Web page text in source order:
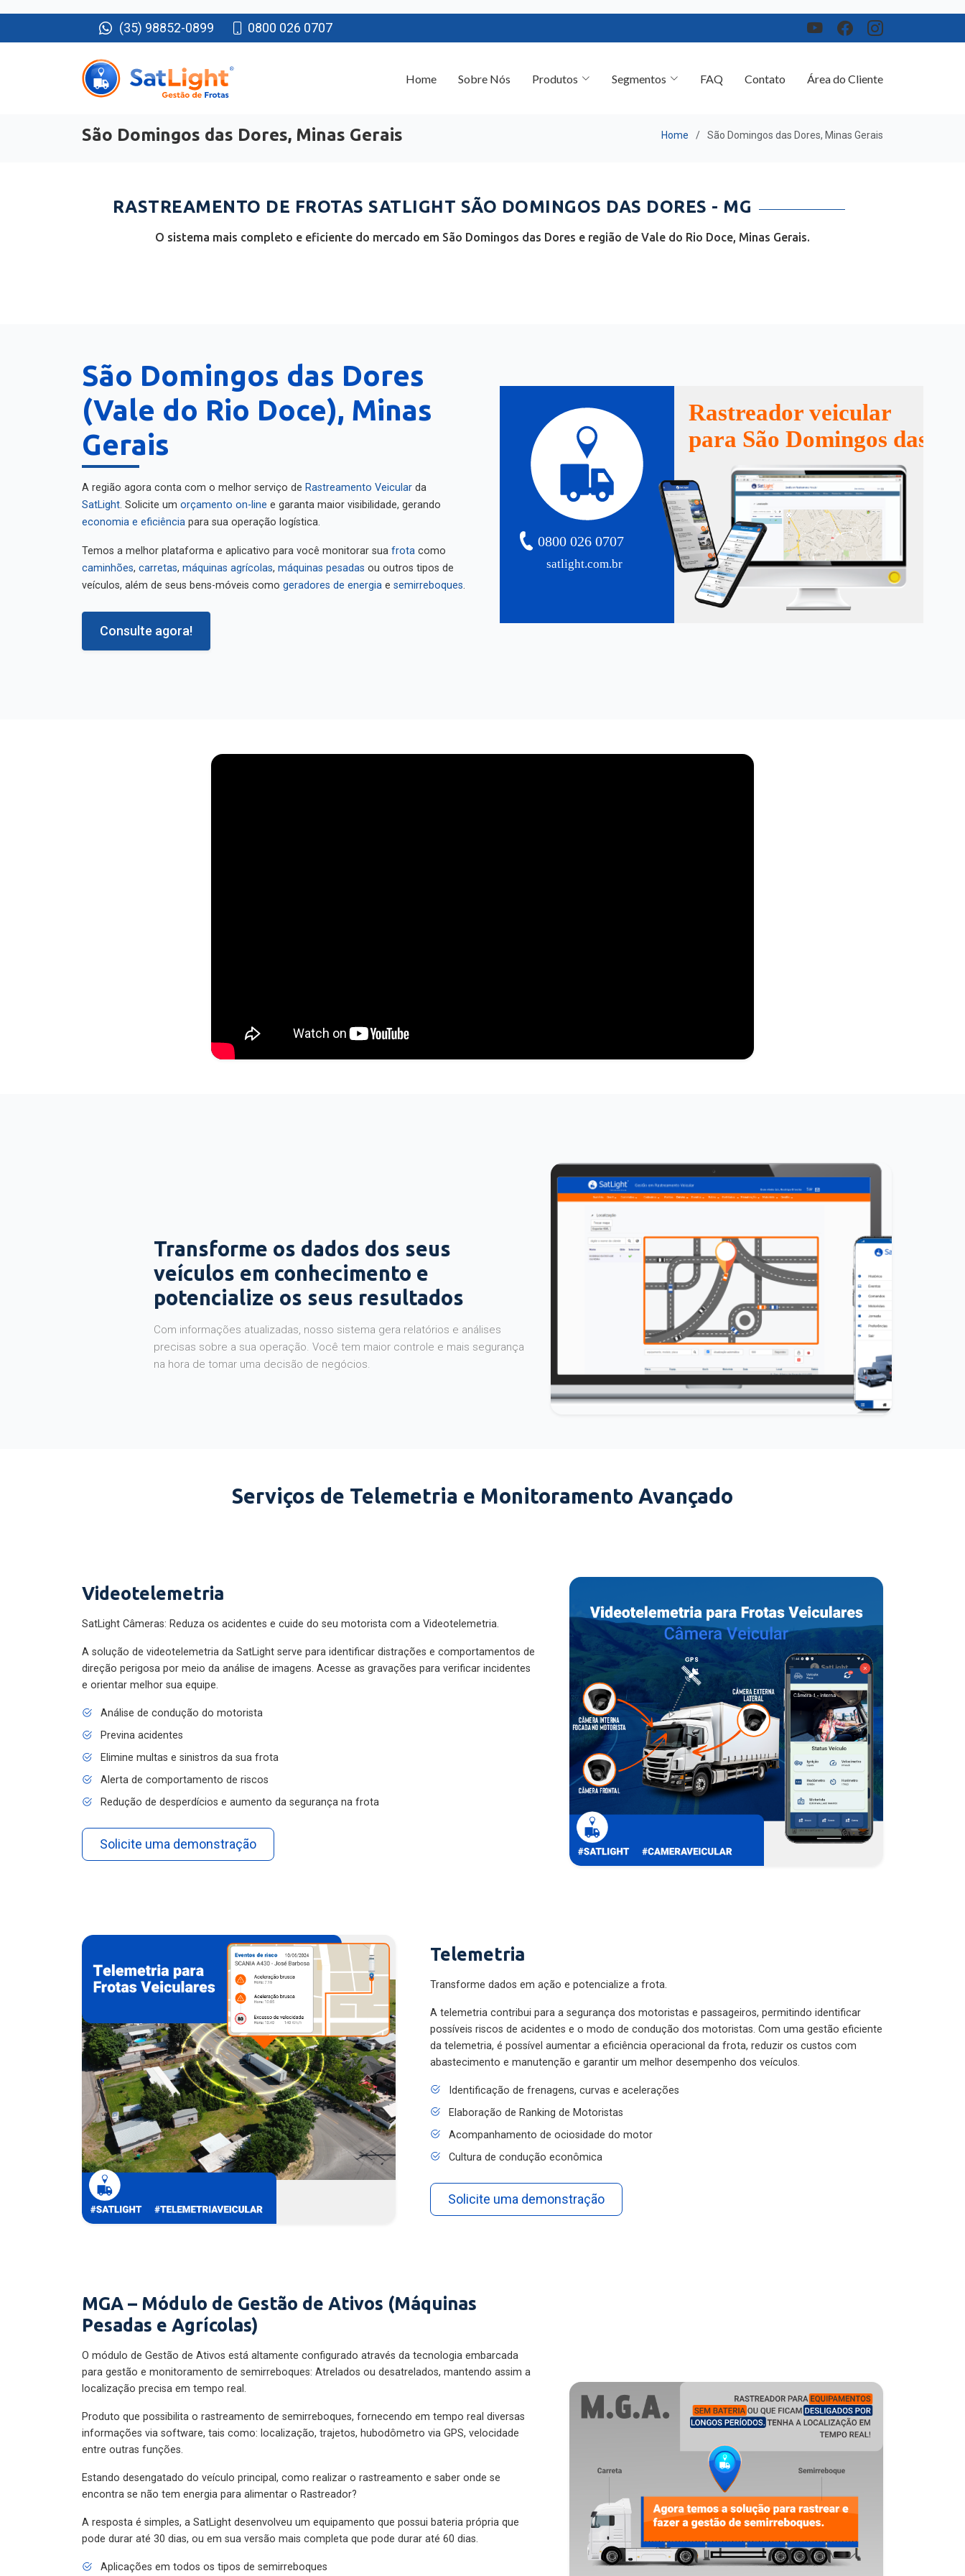
(35) 98852-0899 0800 026 0707
São Domingos das Dores, Minas Gerais
RASTREAMENTO DE FROTAS SATLIGHT SÃO DOMINGOS DAS DORES - MG
O sistema mais completo e eficiente do mercado em São Domingos das Dores e região de Vale do Rio Doce, Minas Gerais.
São Domingos das Dores
(Vale do Rio Doce), Minas
Gerais
A região agora conta com o melhor serviço de Rastreamento Veicular
da
SatLight
. Solicite um orçamento on-line
e garanta maior visibilidade, gerando
economia e eficiência
para sua operação logística.
Temos a melhor plataforma e aplicativo para você monitorar sua frota
caminhões
máquinas agrícolas máquinas pesadas
ou outros tipos de
veículos, além de seus bens-móveis como
geradores de energia semirreboques
Consulte agora!
satlight.com.br
0800 026 0707
Rastreador veicular
para São Domingos das
Transforme os dados dos seus
veículos em conhecimento e
potencialize os seus resultados
Com informações atualizadas, nosso sistema gera relatórios e análises
precisas sobre a sua operação. Você tem maior controle e mais segurança
na hora de tomar uma decisão de negócios.
Serviços de Telemetria e Monitoramento Avançado
Videotelemetria
SatLight Câmeras: Reduza os acidentes e cuide do seu motorista com a Videotelemetria.
A solução de videotelemetria da SatLight serve para identificar distrações e comportamentos de
direção perigosa por meio da análise de imagens. Acesse as gravações para verificar incidentes
e orientar melhor sua equipe.
Análise de condução do motorista
Previna acidentes
Elimine multas e sinistros da sua frota
Alerta de comportamento de riscos
Redução de desperdícios e aumento da segurança na frota
Solicite uma demonstração
Telemetria
Transforme dados em ação e potencialize a frota.
A telemetria contribui para a segurança dos motoristas e passageiros, permitindo identificar
possíveis riscos de acidentes e o modo de condução dos motoristas. Com uma gestão eficiente
da telemetria, é possível aumentar a eficiência operacional da frota, reduzir os custos com
abastecimento e manutenção e garantir um melhor desempenho dos veículos.
Identificação de frenagens, curvas e acelerações
Elaboração de Ranking de Motoristas
Acompanhamento de ociosidade do motor
Cultura de condução econômica
Solicite uma demonstração
MGA – Módulo de Gestão de Ativos (Máquinas
Pesadas e Agrícolas)
O módulo de Gestão de Ativos está altamente configurado através da tecnologia embarcada
para gestão e monitoramento de semirreboques: Atrelados ou desatrelados, mantendo assim a
localização precisa em tempo real.
Produto que possibilita o rastreamento de semirreboques, fornecendo em tempo real diversas
informações via software, tais como: localização, trajetos, hubodômetro via GPS, velocidade
entre outras funções.
Estando desengatado do veículo principal, como realizar o rastreamento e saber onde se
encontra se não tem energia para alimentar o Rastreador?
A resposta é simples, a SatLight desenvolveu um equipamento que possui bateria própria que
pode durar até 30 dias, ou em sua versão mais completa que pode durar até 60 dias.
Aplicações em todos os tipos de semirreboques